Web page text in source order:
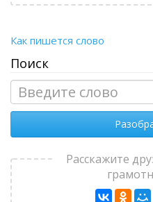
Как пишется слово
Поиск
Расскажите